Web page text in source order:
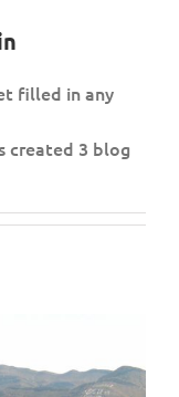
filled in any
created 3 blog